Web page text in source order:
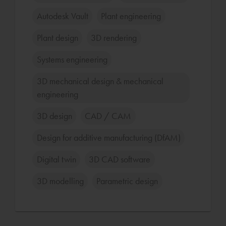
Autodesk Vault Plant engineering
Plant design 3D rendering
Systems engineering
3D mechanical design & mechanical
engineering
3D design CAD / CAM
Design for additive manufacturing (DfAM)
Digital twin 3D CAD software
3D modelling Parametric design